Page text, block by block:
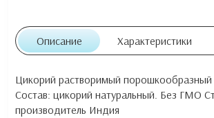
Описание Характеристики
Цикорий растворимый порошкообразный
Состав: цикорий натуральный. Без ГМО
производитель Индия